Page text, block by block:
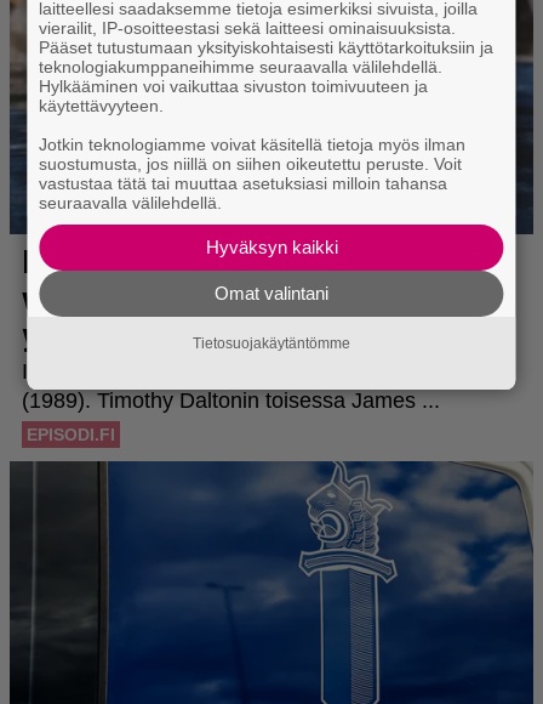
laitteellesi saadaksemme tietoja esimerkiksi sivuista, joilla
vierailit, IP-osoitteestasi sekä laitteesi ominaisuuksista.
Pääset tutustumaan yksityiskohtaisesti käyttötarkoituksiin ja
teknologiakumppaneihimme seuraavalla välilehdellä.
Hylkääminen voi vaikuttaa sivuston toimivuuteen ja
käytettävyyteen.
Jotkin teknologiamme voivat käsitellä tietoja myös ilman
suostumusta, jos niillä on siihen oikeutettu peruste. Voit
vastustaa tätä tai muuttaa asetuksiasi milloin tahansa
seuraavalla välilehdellä.
Hyväksyn kaikki
Omat valintani
Tietosuojakäytäntömme